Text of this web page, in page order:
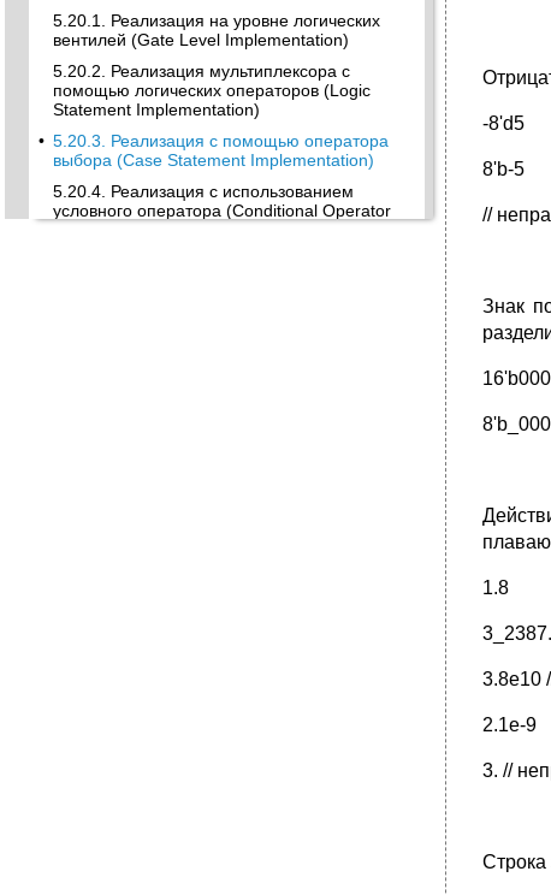
5.20.1. Реализация на уровне логических
вентилей (Gate Level Implementation)
5.20.2. Реализация мультиплексора с
помощью логических операторов (Logic
Statement Implementation)
• 5.20.3. Реализация с помощью оператора
выбора (Case Statement Implementation)
5.20.4. Реализация с использованием
условного оператора (Conditional Operator
-8'd5
8'b-5
//
Знак
1.8
3.8e10
2.1e-9
3. //
Строка